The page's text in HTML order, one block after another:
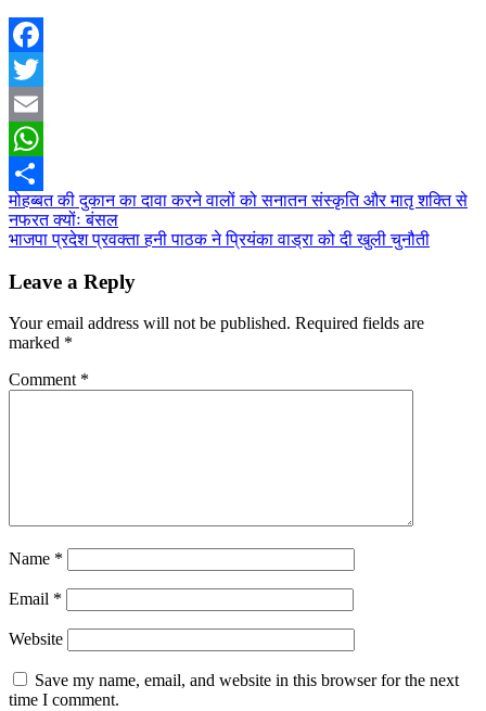
Facebook
Twitter
Email
WhatsApp
Share
Post
navigation
मोहब्बत की दुकान का दावा करने वालों को सनातन संस्कृति और मातृ शक्ति से
नफरत क्योंः बंसल
भाजपा प्रदेश प्रवक्ता हनी पाठक ने प्रियंका वाड्रा को दी खुली चुनौती
Leave a Reply
Your email address will not be published. Required fields are
marked *
Comment *
Name *
Email *
Website
Save my name, email, and website in this browser for the next
time I comment.